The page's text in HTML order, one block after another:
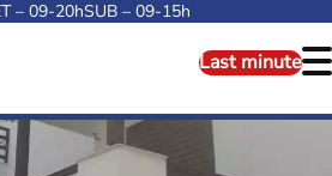
– 09-20hSUB – 09-15h
Last minute